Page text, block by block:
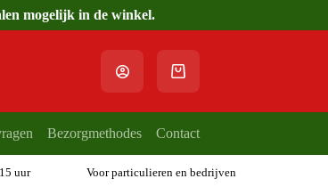
mogelijk in de winkel.
Winkelwagen
Bezorgmethodes Contact
uur Voor particulieren en bedrijven